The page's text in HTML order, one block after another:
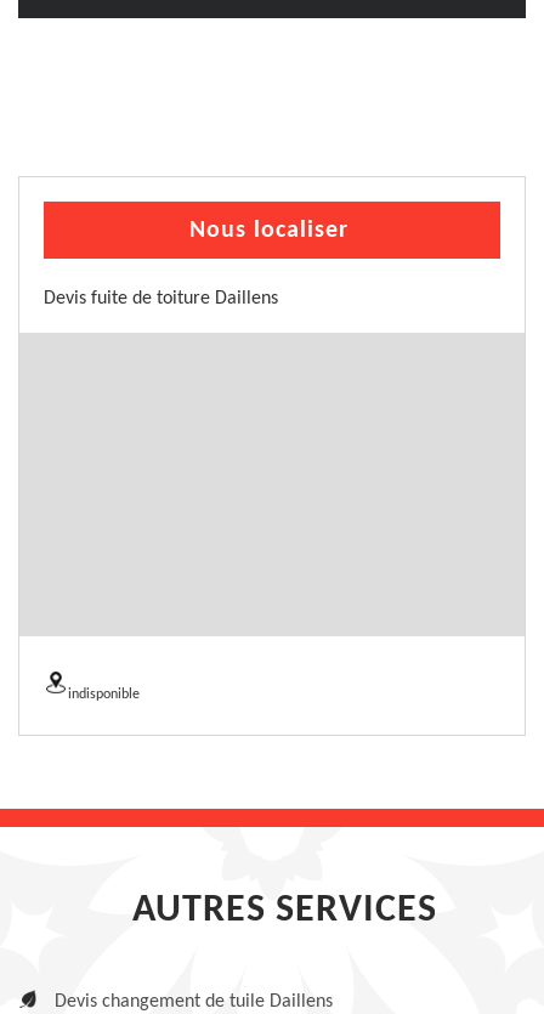
Nous localiser
Devis fuite de toiture Daillens
indisponible
AUTRES SERVICES
Devis changement de tuile Daillens